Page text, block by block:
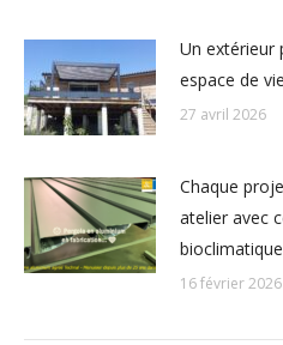
Un extérieur
espace de
27 avril 2026
Chaque
atelier avec
bioclimatique
16 février 2026